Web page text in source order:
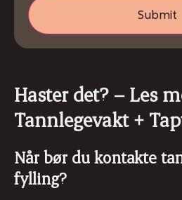
Haster det? – Les
Tannlegevakt +
Når bør du kontakte
fylling?